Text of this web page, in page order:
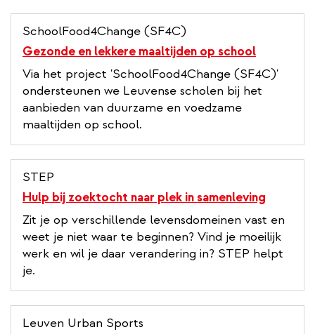
SchoolFood4Change (SF4C)
Gezonde en lekkere maaltijden op school
Via het project 'SchoolFood4Change (SF4C)'
ondersteunen we Leuvense scholen bij het
aanbieden van duurzame en voedzame
maaltijden op school.
STEP
Hulp bij zoektocht naar plek in samenleving
Zit je op verschillende levensdomeinen vast en
weet je niet waar te beginnen? Vind je moeilijk
werk en wil je daar verandering in? STEP helpt
je.
Leuven Urban Sports